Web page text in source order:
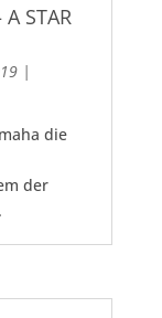
STAR
|
die
der